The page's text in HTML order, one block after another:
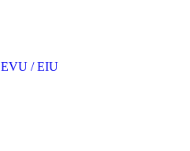
EVU / EIU